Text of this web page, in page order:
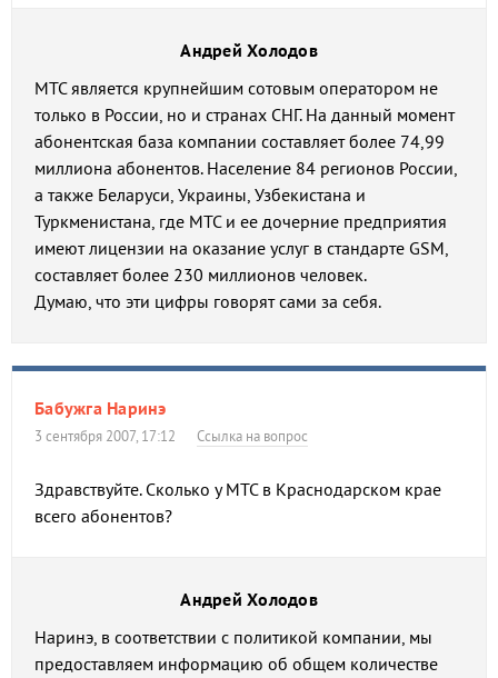
Андрей Холодов
МТС является крупнейшим сотовым оператором не
только в России, но и странах СНГ. На данный момент
абонентская база компании составляет более 74,99
миллиона абонентов. Население 84 регионов России,
а также Беларуси, Украины, Узбекистана и
Туркменистана, где МТС и ее дочерние предприятия
имеют лицензии на оказание услуг в стандарте GSM,
составляет более 230 миллионов человек.
Думаю, что эти цифры говорят сами за себя.
Бабужга Наринэ
3 сентября 2007, 17:12 Ссылка на вопрос
Здравствуйте. Сколько у МТС в Краснодарском крае
всего абонентов?
Андрей Холодов
Наринэ, в соответствии с политикой компании, мы
предоставляем информацию об общем количестве